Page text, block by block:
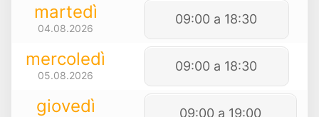
martedì
04.08.2026
09:00 a 18:30
mercoledì
05.08.2026
09:00 a 18:30
giovedì 09:00 a 19:00